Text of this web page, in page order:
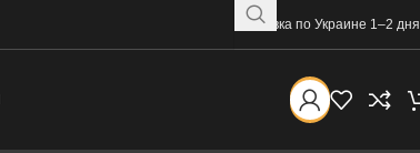
Доставка по Украине 1–2 дня